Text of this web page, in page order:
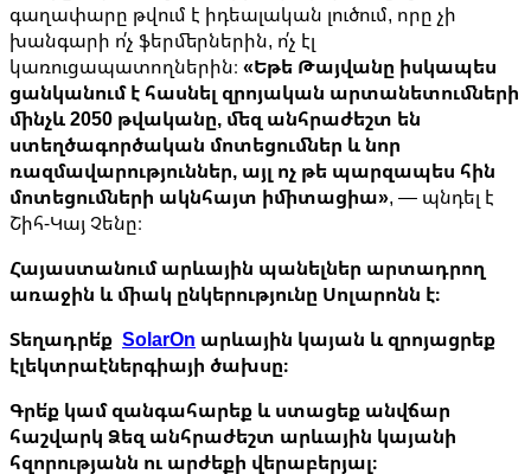
գաղափարը թվում է իդեալական լուծում, որը չի
խանգարի ո՛չ ֆերմերներին, ո՛չ էլ
կառուցապատողներին։ «Եթե Թայվանը իսկապես
ցանկանում է հասնել զրոյական արտանետումների
մինչև 2050 թվականը, մեզ անհրաժեշտ են
ստեղծագործական մոտեցումներ և նոր
ռազմավարություններ, այլ ոչ թե պարզապես հին
մոտեցումների ակնհայտ իմիտացիա», — պնդել է
Շիհ-Կայ Չենը։
Հայաստանում արևային պանելներ արտադրող
առաջին և միակ ընկերությունը Սոլարոնն է։
Տեղադրե՛ք SolarOn արևային կայան և զրոյացրեք
էլեկտրաէներգիայի ծախսը։
Գրե՛ք կամ զանգահարեք և ստացեք անվճար
հաշվարկ Ձեզ անհրաժեշտ արևային կայանի
հզորությանն ու արժեքի վերաբերյալ։